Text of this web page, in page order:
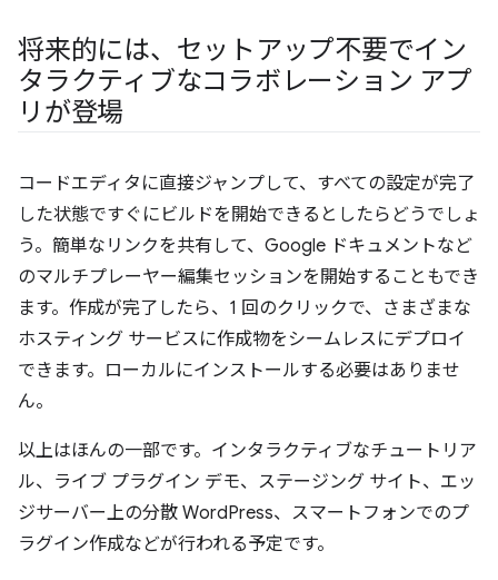
将来的には、セットアップ不要でイン
タラクティブなコラボレーション アプ
リが登場
コードエディタに直接ジャンプして、すべての設定が完了
した状態ですぐにビルドを開始できるとしたらどうでしょ
う。簡単なリンクを共有して、Google ドキュメントなど
のマルチプレーヤー編集セッションを開始することもでき
ます。作成が完了したら、1 回のクリックで、さまざまな
ホスティング サービスに作成物をシームレスにデプロイ
できます。ローカルにインストールする必要はありませ
ん。
以上はほんの一部です。インタラクティブなチュートリア
ル、ライブ プラグイン デモ、ステージング サイト、エッ
ジサーバー上の分散 WordPress、スマートフォンでのプ
ラグイン作成などが行われる予定です。